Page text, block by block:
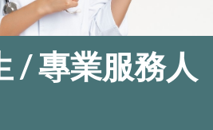
/ 專業服務人